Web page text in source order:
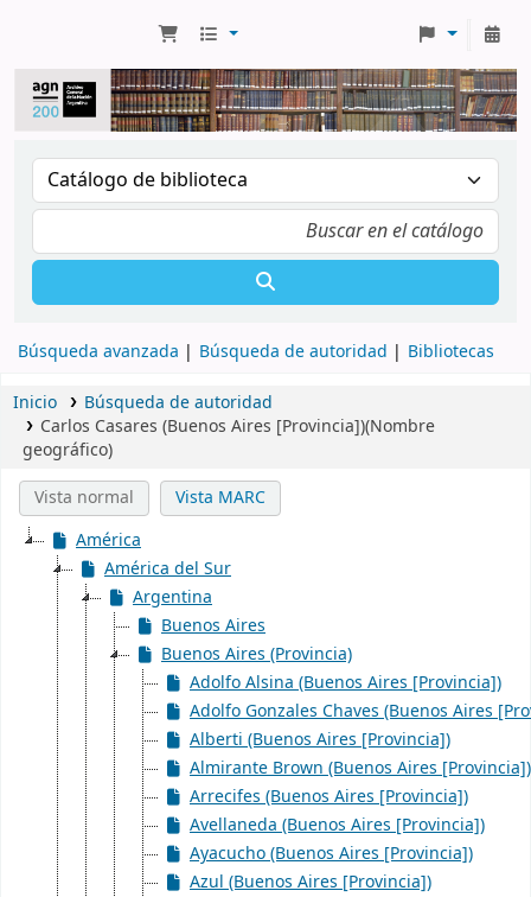
Búsqueda avanzada Búsqueda de autoridad Bibliotecas
Inicio
Búsqueda de autoridad
Carlos Casares (Buenos Aires [Provincia])(Nombre
geográfico)
Vista normal
Vista MARC
América
América del Sur
Argentina
Buenos Aires
Buenos Aires (Provincia)
Adolfo Alsina (Buenos Aires [Provincia])
Adolfo Gonzales Chaves (Buenos Aires
Alberti (Buenos Aires [Provincia])
Almirante Brown (Buenos Aires [Provincia])
Arrecifes (Buenos Aires [Provincia])
Avellaneda (Buenos Aires [Provincia])
Ayacucho (Buenos Aires [Provincia])
Azul (Buenos Aires [Provincia])